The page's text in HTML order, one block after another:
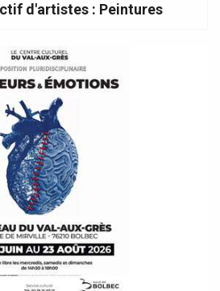
d'artistes : Peintures